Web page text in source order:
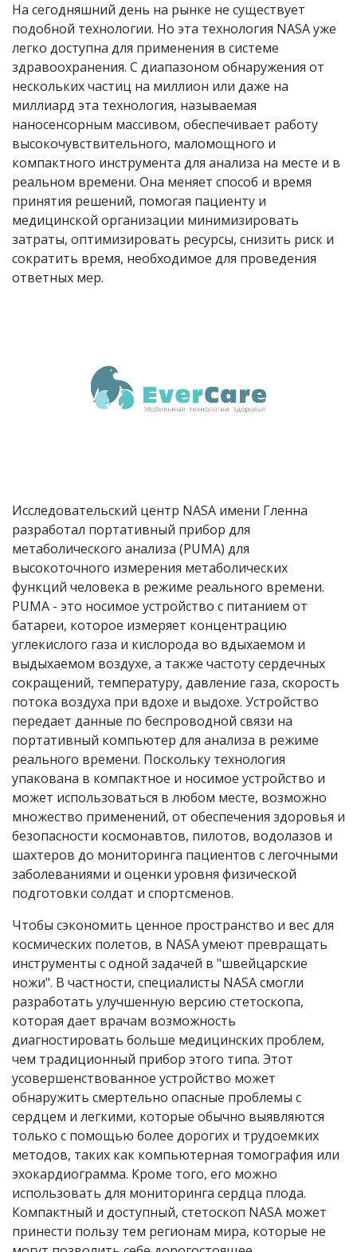
На сегодняшний день на рынке не существует
подобной технологии. Но эта технология NASA уже
легко доступна для применения в системе
здравоохранения. С диапазоном обнаружения от
нескольких частиц на миллион или даже на
миллиард эта технология, называемая
наносенсорным массивом, обеспечивает работу
высокочувствительного, маломощного и
компактного инструмента для анализа на месте и в
реальном времени. Она меняет способ и время
принятия решений, помогая пациенту и
медицинской организации минимизировать
затраты, оптимизировать ресурсы, снизить риск и
сократить время, необходимое для проведения
ответных мер.
Исследовательский центр NASA имени Гленна
разработал портативный прибор для
метаболического анализа (PUMA) для
высокоточного измерения метаболических
функций человека в режиме реального времени.
PUMA - это носимое устройство с питанием от
батареи, которое измеряет концентрацию
углекислого газа и кислорода во вдыхаемом и
выдыхаемом воздухе, а также частоту сердечных
сокращений, температуру, давление газа, скорость
потока воздуха при вдохе и выдохе. Устройство
передает данные по беспроводной связи на
портативный компьютер для анализа в режиме
реального времени. Поскольку технология
упакована в компактное и носимое устройство и
может использоваться в любом месте, возможно
множество применений, от обеспечения здоровья и
безопасности космонавтов, пилотов, водолазов и
шахтеров до мониторинга пациентов с легочными
заболеваниями и оценки уровня физической
подготовки солдат и спортсменов.
Чтобы сэкономить ценное пространство и вес для
космических полетов, в NASAумеют превращать
инструменты с одной задачей в "швейцарские
ножи". В частности, специалисты NASAсмогли
разработать улучшенную версию стетоскопа,
которая дает врачам возможность
диагностировать больше медицинских проблем,
чем традиционный прибор этого типа. Этот
усовершенствованное устройство может
обнаружить смертельно опасные проблемы с
сердцем и легкими, которые обычно выявляются
только с помощью более дорогих и трудоемких
методов, таких как компьютерная томография или
эхокардиограмма. Кроме того, его можно
использовать для мониторинга сердца плода.
Компактный и доступный, стетоскоп NASA может
принести пользу тем регионам мира, которые не